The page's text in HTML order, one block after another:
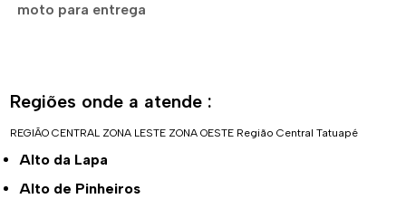
moto para entrega
Regiões onde a atende :
REGIÃO CENTRAL ZONA LESTE ZONA OESTE Região Central Tatuapé
Alto da Lapa
Alto de Pinheiros